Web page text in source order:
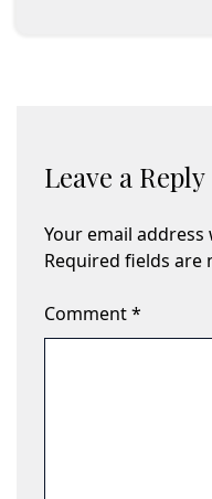
Leave a Reply
Your email
Required fields are
Comment*